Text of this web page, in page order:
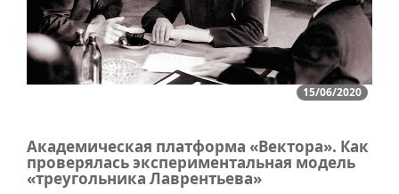
15/06/2020
Академическая платформа «Вектора». Как
проверялась экспериментальная модель
«треугольника Лаврентьева»